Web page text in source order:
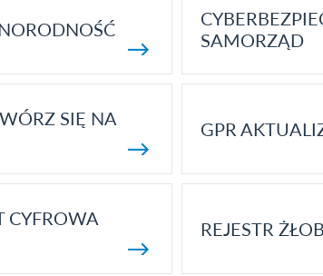
SAMORZĄD
SIĘ NA
GPR
CYFROWA
REJESTR